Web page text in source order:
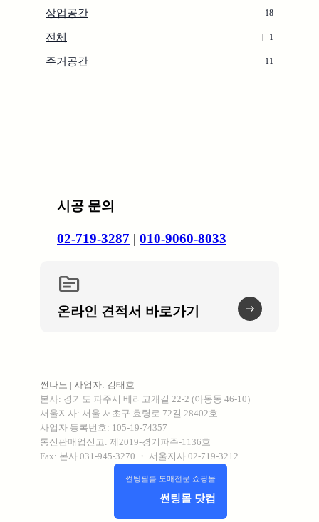
상업공간 18
전체 1
주거공간 11
시공 문의
02-719-3287 | 010-9060-8033
topic
온라인 견적서 바로가기
썬나노 | 사업자: 김태호ㅤ
본사: 경기도 파주시 베리고개길 22-2 (아동동 46-10)
서울지사: 서울 서초구 효령로 72길 28402호
사업자 등록번호: 105-19-74357
통신판매업신고: 제2019-경기파주-1136호
Fax: 본사 031-945-3270 ・ 서울지사 02-719-3212
썬팅필름 도매전문 쇼핑몰
썬팅몰 닷컴